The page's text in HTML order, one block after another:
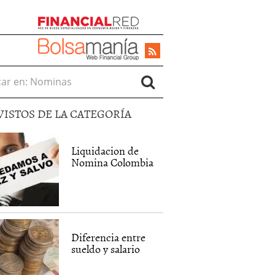
en:
DE LA CATEGORÍA
Liquidacion de
Nomina Colombia
Diferencia entre
sueldo y salario